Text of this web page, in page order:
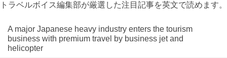
トラベルボイス編集部が厳選した注目記事を英文で読めます。
A major Japanese heavy industry enters the tourism
business with premium travel by business jet and
helicopter